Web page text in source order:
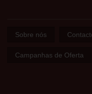
Sobre nós
Campanhas de Oferta